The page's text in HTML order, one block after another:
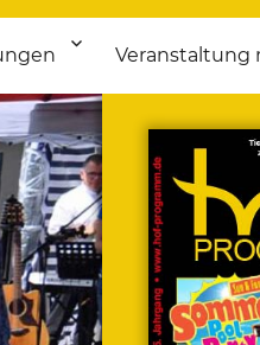
bis Flohmarkt.
Veranstaltung